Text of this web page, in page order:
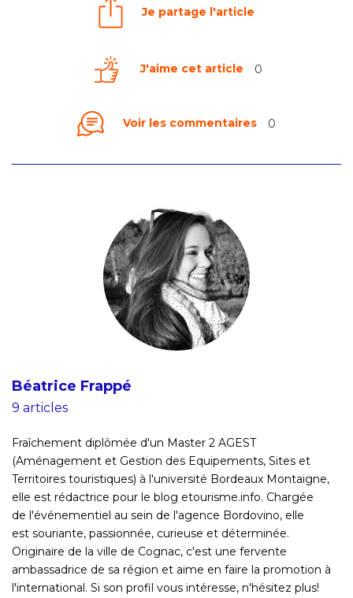
Je partage l'article
J'aime cet article 0
Voir les commentaires 0
Béatrice Frappé
9 articles
Fraîchement diplômée d'un Master 2 AGEST
(Aménagement et Gestion des Equipements, Sites et
Territoires touristiques) à l'université Bordeaux Montaigne,
elle est rédactrice pour le blog etourisme.info. Chargée
de l'événementiel au sein de l'agence Bordovino, elle
est souriante, passionnée, curieuse et déterminée.
Originaire de la ville de Cognac, c'est une fervente
ambassadrice de sa région et aime en faire la promotion à
l'international. Si son profil vous intéresse, n'hésitez plus!